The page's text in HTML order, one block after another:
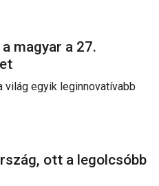
magyar a 27.
világ egyik leginnovatívabb
ott a legolcsóbb